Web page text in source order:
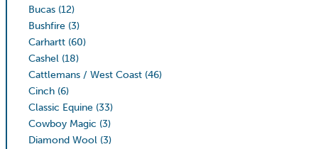
Bucas (12)
Bushfire (3)
Carhartt (60)
Cashel (18)
Cattlemans / West Coast (46)
Cinch (6)
Classic Equine (33)
Cowboy Magic (3)
Diamond Wool (3)